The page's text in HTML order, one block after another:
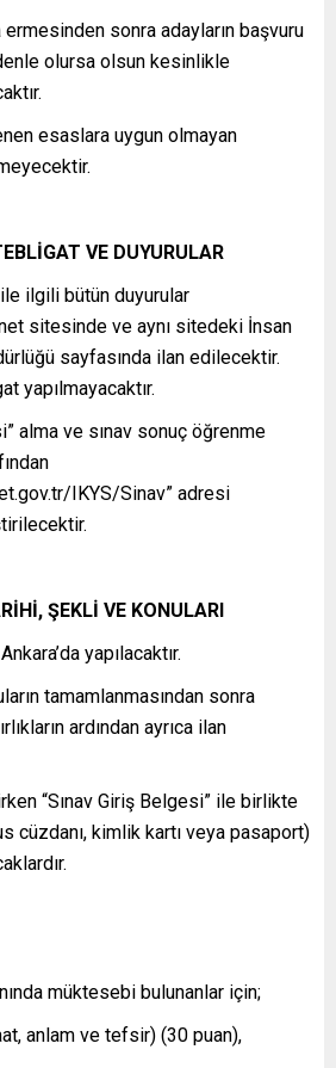
ermesinden sonra adayların başvuru
olursa olsun kesinlikle
esaslara uygun olmayan
VE DUYURULAR
ile ilgili bütün duyurular
sitesinde ve aynı sitedeki İnsan
sayfasında ilan edilecektir.
yapılmayacaktır.
alma ve sınav sonuç öğrenme
IKYS/Sinav” adresi
ŞEKLİ VE KONULARI
yapılacaktır.
tamamlanmasından sonra
ardından ayrıca ilan
“Sınav Giriş Belgesi” ile birlikte
cüzdanı, kimlik kartı veya pasaport)
müktesebi bulunanlar için;
anlam ve tefsir) (30 puan),